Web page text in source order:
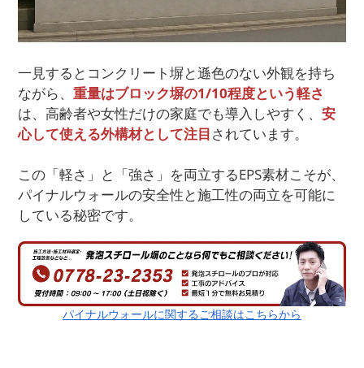
一見するとコンクリート塀と遜色のない外観を持ち
ながら、 重量はブロック塀の1/10程度という軽さ
は、高齢者や女性だけの家庭でも導入しやすく、 安
心して使える外構材として注目されています。
この「軽さ」と「強さ」を両立するEPS素材こそが、
パイナルウォールの安全性と施工性の両立を可能に
している秘密です。
パイナルウォールに関するご相談はこちらから